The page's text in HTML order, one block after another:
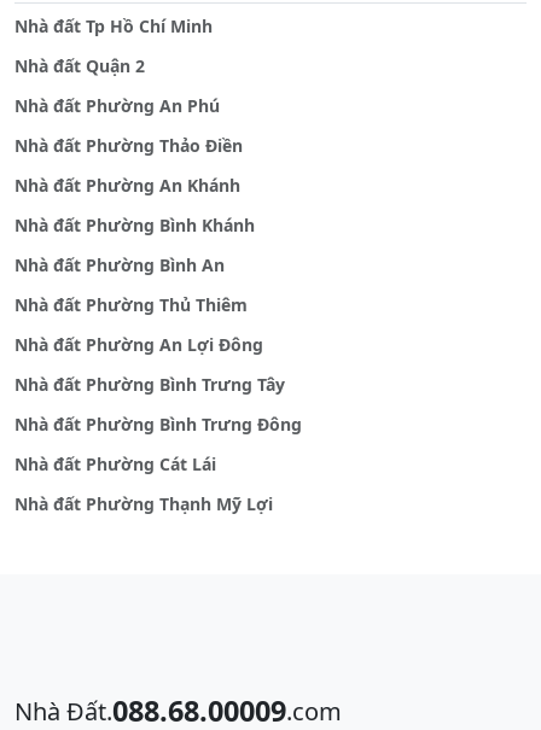
Nhà đất Tp Hồ Chí Minh
Nhà đất Quận 2
Nhà đất Phường An Phú
Nhà đất Phường Thảo Điền
Nhà đất Phường An Khánh
Nhà đất Phường Bình Khánh
Nhà đất Phường Bình An
Nhà đất Phường Thủ Thiêm
Nhà đất Phường An Lợi Đông
Nhà đất Phường Bình Trưng Tây
Nhà đất Phường Bình Trưng Đông
Nhà đất Phường Cát Lái
Nhà đất Phường Thạnh Mỹ Lợi
Nhà Đất.088.68.00009.com